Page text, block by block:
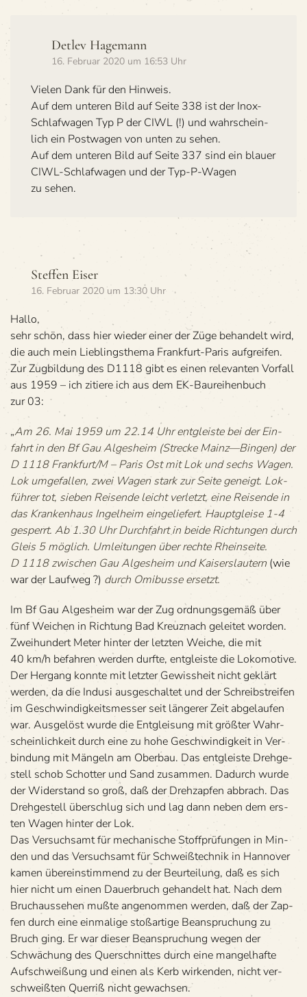
Detlev Hagemann
16. Februar 2020 um 16:53 Uhr
Vie­len Dank für den Hinweis.
Auf dem unte­ren Bild auf Seite 338 ist der Inox-
Schlaf­wa­gen Typ P der CIWL (!) und wahr­schein­
lich ein Post­wa­gen von unten zu sehen.
Auf dem unte­ren Bild auf Seite 337 sind ein blauer
CIWL-Schlaf­wa­gen und der Typ-P-Wagen
zu sehen.
Steffen Eiser
16. Februar 2020 um 13:30 Uhr
Hallo,
sehr schön, dass hier wie­der einer der Züge behan­delt wird,
die auch mein Lieb­lings­thema Frank­furt-Paris aufgreifen.
Zur Zug­bil­dung des D1118 gibt es einen rele­van­ten Vor­fall
aus 1959 – ich zitiere ich aus dem EK-Bau­rei­hen­buch
zur 03:
„Am 26. Mai 1959 um 22.14 Uhr ent­gleiste bei der Ein­
fahrt in den Bf Gau Alges­heim (Stre­cke Mainz—Bingen) der
D 1118 Frankfurt/M – Paris Ost mit Lok und sechs Wagen.
Lok umge­fal­len, zwei Wagen stark zur Seite geneigt. Lok­
füh­rer tot, sie­ben Rei­sende leicht ver­letzt, eine Rei­sende in
das Kran­ken­haus Ingel­heim ein­ge­lie­fert. Haupt­gleise 1-4
gesperrt. Ab 1.30 Uhr Durch­fahrt in beide Rich­tun­gen durch
Gleis 5 mög­lich. Umlei­tun­gen über rechte Rhein­seite.
D 1118 zwi­schen Gau Alges­heim und Kai­sers­lau­tern (wie
war der Lauf­weg ?) durch Omi­busse ersetzt.
Im Bf Gau Alges­heim war der Zug ord­nungs­ge­mäß über
fünf Wei­chen in Rich­tung Bad Kreuz­nach gelei­tet wor­den.
Zwei­hun­dert Meter hin­ter der letz­ten Wei­che, die mit
40 km/h befah­ren wer­den durfte, ent­gleiste die Loko­mo­tive.
Der Her­gang konnte mit letz­ter Gewiss­heit nicht geklärt
wer­den, da die Indusi aus­ge­schal­tet und der Schreib­strei­fen
im Geschwin­dig­keits­mes­ser seit län­ge­rer Zeit abge­lau­fen
war. Aus­ge­löst wurde die Ent­glei­sung mit größ­ter Wahr­
schein­lich­keit durch eine zu hohe Geschwin­dig­keit in Ver­
bin­dung mit Män­geln am Ober­bau. Das ent­gleiste Dreh­ge­
stell schob Schot­ter und Sand zusam­men. Dadurch wurde
der Wider­stand so groß, daß der Dreh­zap­fen abbrach. Das
Dreh­ge­stell über­schlug sich und lag dann neben dem ers­
ten Wagen hin­ter der Lok.
Das Ver­suchs­amt für mecha­ni­sche Stoff­prü­fun­gen in Min­
den und das Ver­suchs­amt für Schweiß­tech­nik in Han­no­ver
kamen über­ein­stim­mend zu der Beur­tei­lung, daß es sich
hier nicht um einen Dau­er­bruch gehan­delt hat. Nach dem
Bruch­aus­se­hen mußte ange­nom­men wer­den, daß der Zap­
fen durch eine ein­ma­lige stoß­ar­tige Bean­spru­chung zu
Bruch ging. Er war die­ser Bean­spru­chung wegen der
Schwä­chung des Quer­schnit­tes durch eine man­gel­hafte
Auf­schwei­ßung und einen als Kerb wir­ken­den, nicht ver­
schweiß­ten Quer­riß nicht gewachsen.